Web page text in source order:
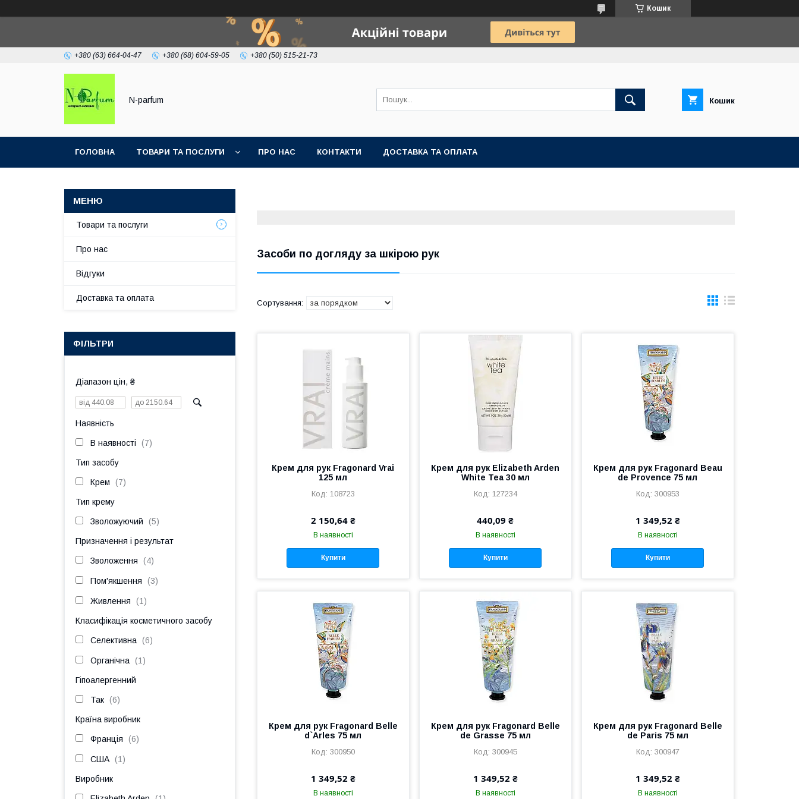
Кошик
+380 (63) 664-04-47 +380 (68) 604-59-05 +380 (50) 515-21-73
N-parfum Кошик
ГОЛОВНА ТОВАРИ ТА ПОСЛУГИ ПРО НАС КОНТАКТИ ДОСТАВКА ТА ОПЛАТА
Засоби по догляду за шкірою рук
Крем для рук Fragonard Vrai
125 мл
108723
2 150,64 ₴
В наявності
Купити
Крем для рук Elizabeth Arden
White Tea 30 мл
127234
440,09 ₴
В наявності
Купити
Крем для рук Fragonard Beau
de Provence 75 мл
300953
1 349,52 ₴
В наявності
Купити
Крем для рук Fragonard Belle
d`Arles 75 мл
300950
1 349,52 ₴
В наявності
Крем для рук Fragonard Belle
de Grasse 75 мл
300945
1 349,52 ₴
В наявності
Крем для рук Fragonard Belle
de Paris 75 мл
300947
1 349,52 ₴
В наявності
Товари та послуги
Про нас
Відгуки
Доставка та оплата
ФІЛЬТРИ
Діапазон цін, ₴
Наявність
В наявності 7
Тип засобу
Крем 7
Тип крему
Зволожуючий 5
Призначення і результат
Зволоження 4
Пом'якшення 3
Живлення 1
Класифікація косметичного засобу
Селективна 6
Органічна 1
Гіпоалергенний
Так 6
Країна виробник
Франція 6
США 1
Виробник